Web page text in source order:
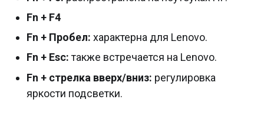
Fn + F4
Fn + Пробел: характерна для Lenovo.
Fn + Esc:также встречается на Lenovo.
Fn + стрелка вверх/вниз: регулировка
яркости подсветки.